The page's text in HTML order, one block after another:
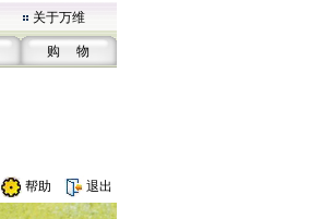
关于万维
购 物
帮助 退出